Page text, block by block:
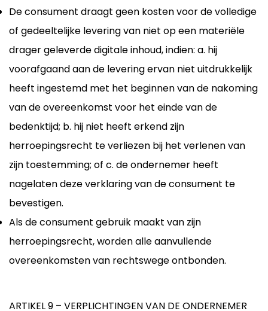
De consument draagt geen kosten voor de volledige
of gedeeltelijke levering van niet op een materiële
drager geleverde digitale inhoud, indien: a. hij
voorafgaand aan de levering ervan niet uitdrukkelijk
heeft ingestemd met het beginnen van de nakoming
van de overeenkomst voor het einde van de
bedenktijd; b. hij niet heeft erkend zijn
herroepingsrecht te verliezen bij het verlenen van
zijn toestemming; of c. de ondernemer heeft
nagelaten deze verklaring van de consument te
bevestigen.
Als de consument gebruik maakt van zijn
herroepingsrecht, worden alle aanvullende
overeenkomsten van rechtswege ontbonden.
ARTIKEL 9 – VERPLICHTINGEN VAN DE ONDERNEMER